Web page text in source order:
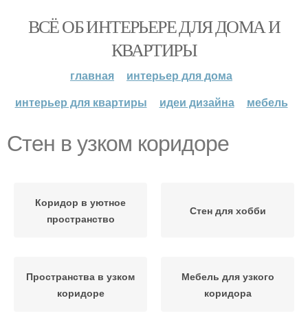
ВСЁ ОБ ИНТЕРЬЕРЕ ДЛЯ ДОМА И
КВАРТИРЫ
главная
интерьер для дома
интерьер для квартиры
идеи дизайна мебель
Стен в узком коридоре
Коридор в уютное
пространство
Стен для хобби
Пространства в узком
коридоре
Мебель для узкого
коридора